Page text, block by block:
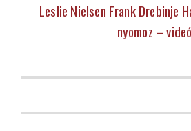
Leslie Nielsen Frank Drebinje
nyomoz – videó